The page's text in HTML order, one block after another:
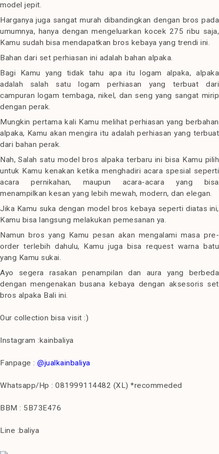
model jepit.
Harganya juga sangat murah dibandingkan dengan bros pada
umumnya, hanya dengan mengeluarkan kocek 275 ribu saja,
Kamu sudah bisa mendapatkan bros kebaya yang trendi ini.
Bahan dari set perhiasan ini adalah bahan alpaka.
Bagi Kamu yang tidak tahu apa itu logam alpaka, alpaka
adalah salah satu logam perhiasan yang terbuat dari
campuran logam tembaga, nikel, dan seng yang sangat mirip
dengan perak.
Mungkin pertama kali Kamu melihat perhiasan yang berbahan
alpaka, Kamu akan mengira itu adalah perhiasan yang terbuat
dari bahan perak.
Nah, Salah satu model bros alpaka terbaru ini bisa Kamu pilih
untuk Kamu kenakan ketika menghadiri acara spesial seperti
acara pernikahan, maupun acara-acara yang bisa
menampilkan kesan yang lebih mewah, modern, dan elegan.
Jika Kamu suka dengan model bros kebaya seperti diatas ini,
Kamu bisa langsung melakukan pemesanan ya.
Namun bros yang Kamu pesan akan mengalami masa pre-
order terlebih dahulu, Kamu juga bisa request warna batu
yang Kamu sukai.
Ayo segera rasakan penampilan dan aura yang berbeda
dengan mengenakan busana kebaya dengan aksesoris set
bros alpaka Bali ini.
Our collection bisa visit :)
Instagram :kainbaliya
Fanpage : @jualkainbaliya
Whatsapp/Hp : 081999114482 (XL) *recommeded
BBM : 5B73E476
Line :baliya